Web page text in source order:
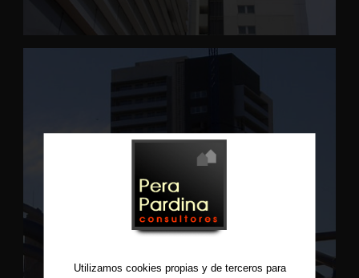
Utilizamos cookies propias y de terceros para